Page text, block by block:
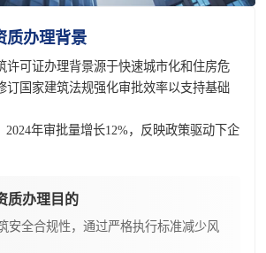
质办理背景
许可证办理背景源于快速城市化和住房危
订国家建筑法规强化审批效率以支持基础
2024年审批量增长12%，反映政策驱动下企
质办理目的
安全合规性，通过严格执行标准减少风